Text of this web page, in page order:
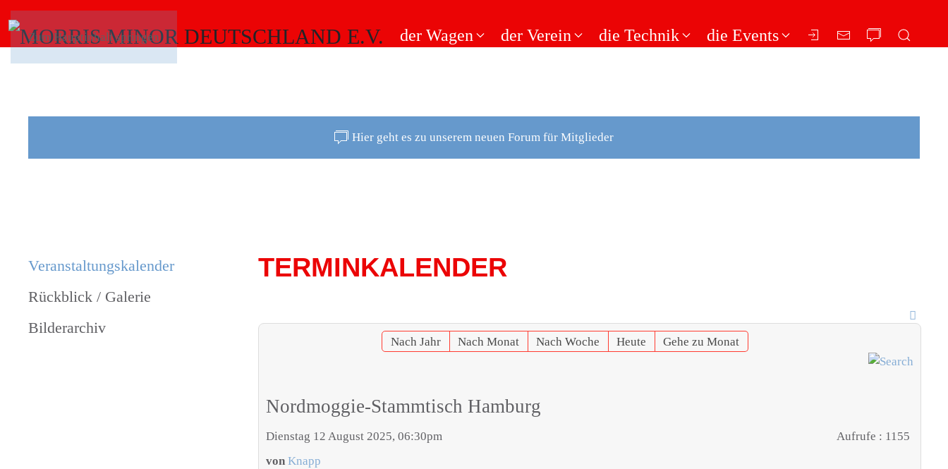
Zum Hauptinhalt springen der Wagen der Verein die Technik die Events
Hier geht es zu unserem neuen Forum für Mitglieder
TERMINKALENDER
Nach Jahr Nach Monat Nach Woche Heute Gehe zu Monat
Nordmoggie-Stammtisch Hamburg
Dienstag 12 August 2025, 06:30pm Aufrufe : 1155
von Knapp
Veranstaltungs­kalender
Rückblick / Galerie
Bilderarchiv